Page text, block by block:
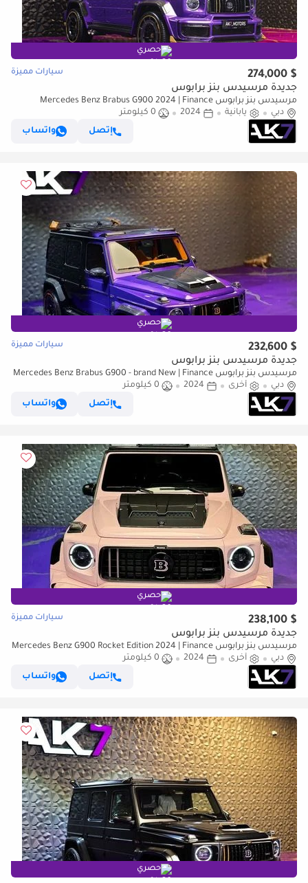
حصري
$ 274,000 سيارات مميزة
جديدة مرسيدس بنز برابوس
مرسيدس بنز برابوس Mercedes Benz Brabus G900 2024 | Finance
Available
دبي يابانية 2024
0 كيلومتر
إتصل
واتساب
حصري
$ 232,600 سيارات مميزة
جديدة مرسيدس بنز برابوس
مرسيدس بنز برابوس Mercedes Benz Brabus G900 - brand New | Finance
Available
دبي أخرى 2024
0 كيلومتر
إتصل
واتساب
حصري
$ 238,100 سيارات مميزة
جديدة مرسيدس بنز برابوس
مرسيدس بنز برابوس Mercedes Benz G900 Rocket Edition 2024 | Finance
Available
دبي أخرى 2024
0 كيلومتر
إتصل
واتساب
حصري